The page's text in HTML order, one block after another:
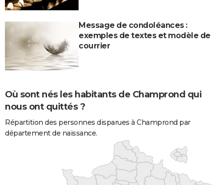
Message de condoléances :
exemples de textes et modèle de
courrier
Où sont nés les habitants de Champrond qui
nous ont quittés ?
Répartition des personnes disparues à Champrond par
département de naissance.